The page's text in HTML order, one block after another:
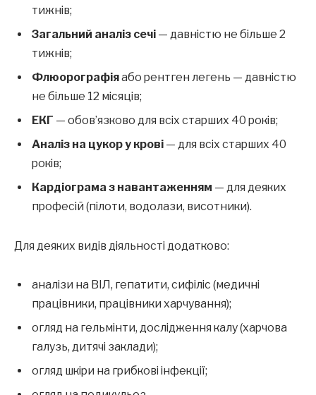
тижнів;
Загальний аналіз сечі — давністю не більше 2
тижнів;
Флюорографіяабо рентген легень — давністю
не більше 12 місяців;
ЕКГ — обов’язково для всіх старших 40 років;
Аналіз на цукор у крові — для всіх старших 40
років;
Кардіограма з навантаженням — для деяких
професій (пілоти, водолази, висотники).
Для деяких видів діяльності додатково:
аналізи на ВІЛ, гепатити, сифіліс (медичні
працівники, працівники харчування);
огляд на гельмінти, дослідження калу (харчова
галузь, дитячі заклади);
огляд шкіри на грибкові інфекції;